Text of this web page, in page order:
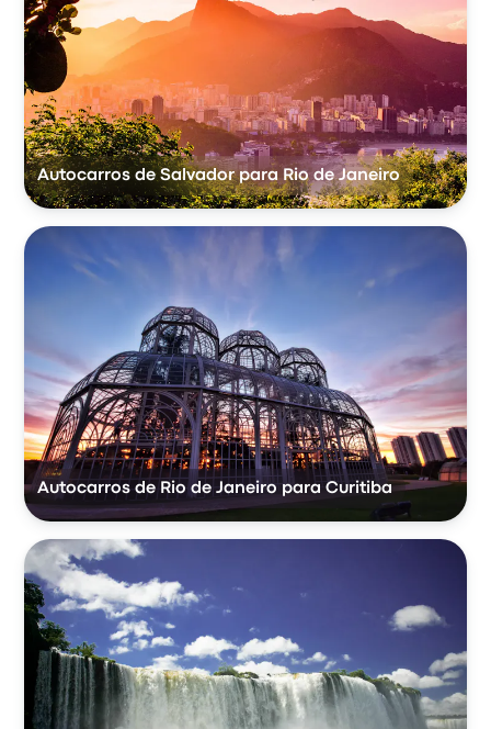
Autocarros de Salvador para Rio de Janeiro
Autocarros de Rio de Janeiro para Curitiba